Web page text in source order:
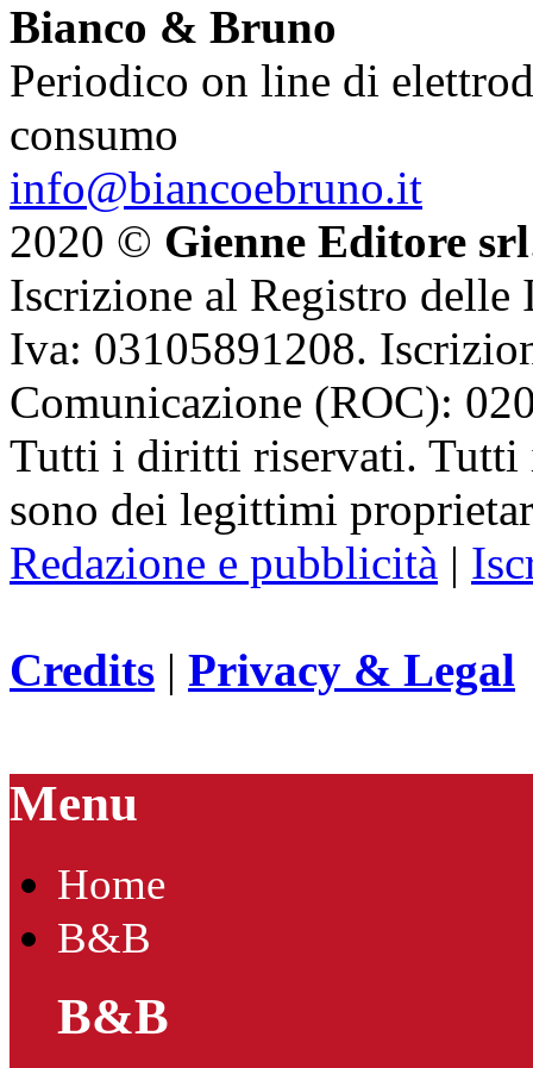
Bianco & Bruno
Periodico on line di
consumo
info@biancoebruno.it
2020 © Gienne Editore srl
Iscrizione al Registro delle
Iva: 03105891208.
Comunicazione (ROC):
Tutti i diritti riservati. Tutti
sono dei legittimi
Redazione e pubblicità |
Credits | Privacy & Legal
Menu
Home
B&B
B&B